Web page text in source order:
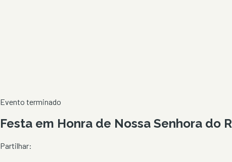
Evento terminado
Festa em Honra de Nossa Senhora do
Partilhar: